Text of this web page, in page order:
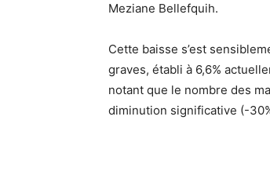
Meziane Bellefquih.
Cette baisse s’est
graves, établi à 6,6%
notant que le nombre des
diminution significative (-